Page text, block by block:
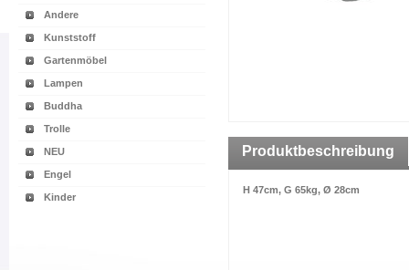
Andere
Kunststoff
Gartenmöbel
Lampen
Buddha
Trolle
NEU
Engel
Kinder
Produktbeschreibung
H 47cm, G 65kg, Ø 28cm